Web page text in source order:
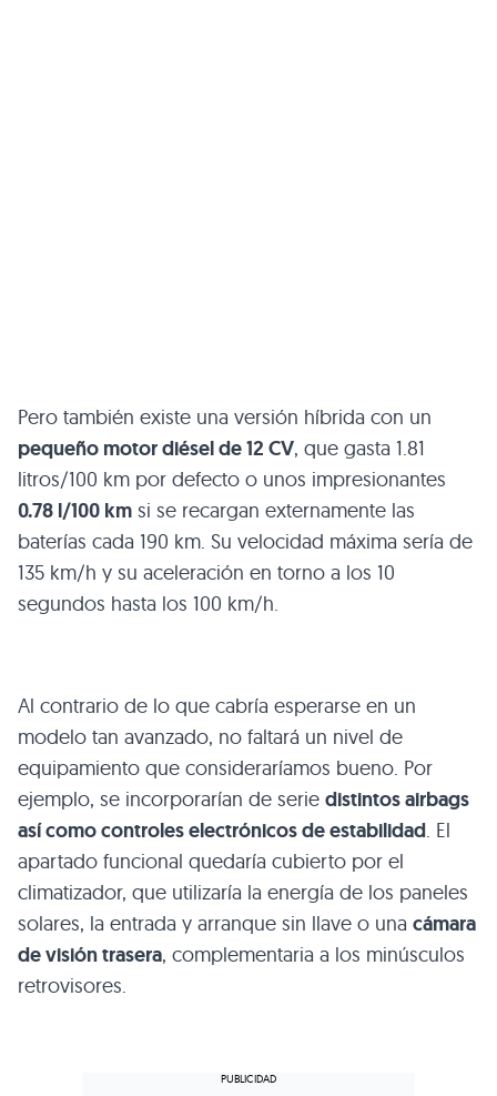
Pero también existe una versión híbrida con un
pequeño motor diésel de 12 CV, que gasta 1.81
litros/100 km por defecto o unos impresionantes
0.78 l/100 km si se recargan externamente las
baterías cada 190 km. Su velocidad máxima sería de
135 km/h y su aceleración en torno a los 10
segundos hasta los 100 km/h.
Al contrario de lo que cabría esperarse en un
modelo tan avanzado, no faltará un nivel de
equipamiento que consideraríamos bueno. Por
ejemplo, se incorporarían de serie distintos airbags
así como controles electrónicos de estabilidad . El
apartado funcional quedaría cubierto por el
climatizador, que utilizaría la energía de los paneles
solares, la entrada y arranque sin llave o una cámara
de visión trasera, complementaria a los minúsculos
retrovisores.